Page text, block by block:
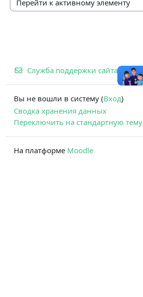
Перейти к активному элементу
Служба поддержки сайта
Вы не вошли в систему (Вход)
Сводка хранения данных
Переключить на стандартную тему
На платформе Moodle